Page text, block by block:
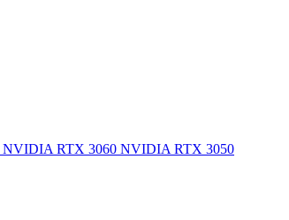
NVIDIA RTX 3060 NVIDIA RTX 3050